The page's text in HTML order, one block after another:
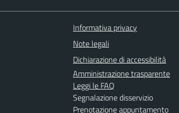
Informativa privacy
Note legali
Dichiarazione di accessibilità
Amministrazione trasparente
Leggi le FAQ
Segnalazione disservizio
Prenotazione appuntamento